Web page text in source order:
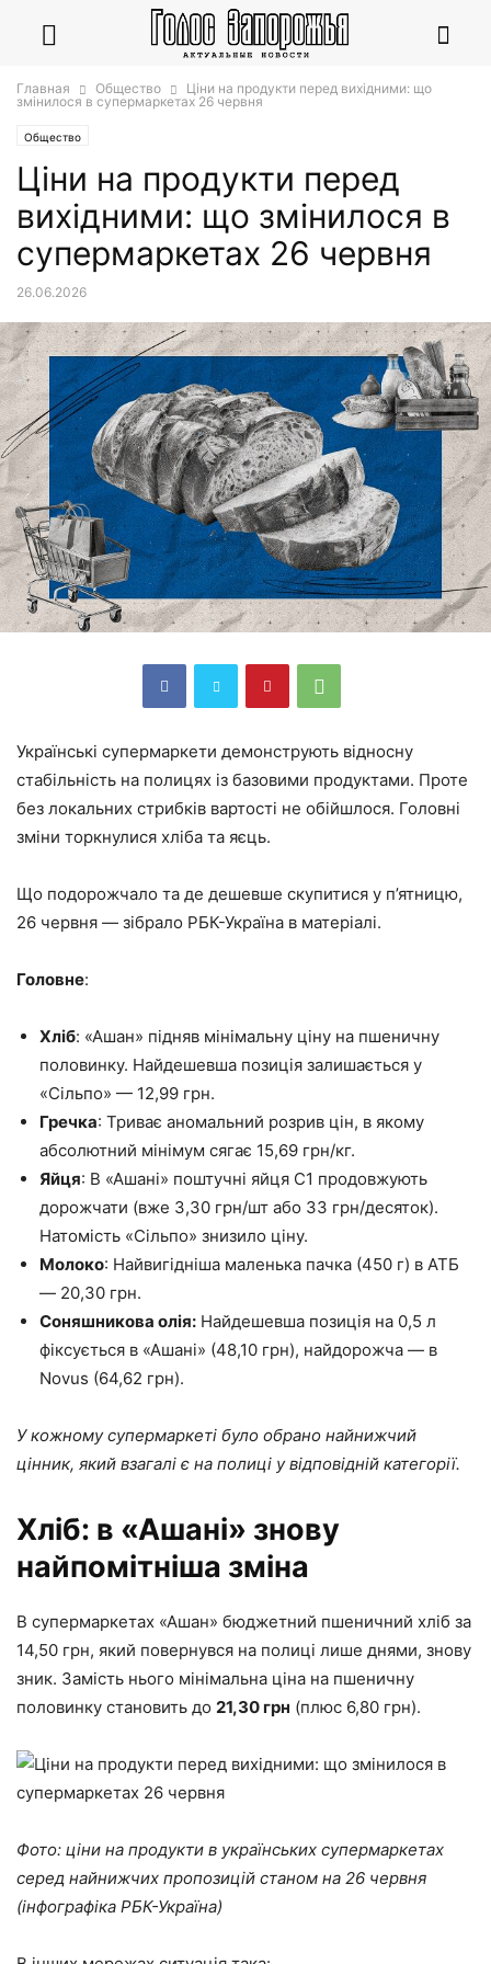
Главная Общество
Ціни на продукти перед вихідними: що
змінилося в супермаркетах 26 червня
Общество
Ціни на продукти перед
вихідними: що змінилося в
супермаркетах 26 червня
26.06.2026
Українські супермаркети демонструють відносну
стабільність на полицях із базовими продуктами. Проте
без локальних стрибків вартості не обійшлося. Головні
зміни торкнулися хліба та яєць.
Що подорожчало та де дешевше скупитися у п’ятницю,
26 червня — зібрало РБК-Україна в матеріалі.
Головне:
Хліб: «Ашан» підняв мінімальну ціну на пшеничну
половинку. Найдешевша позиція залишається у
«Сільпо» — 12,99 грн.
Гречка: Триває аномальний розрив цін, в якому
абсолютний мінімум сягає 15,69 грн/кг.
Яйця: В «Ашані» поштучні яйця С1 продовжують
дорожчати (вже 3,30 грн/шт або 33 грн/десяток).
Натомість «Сільпо» знизило ціну.
Молоко: Найвигідніша маленька пачка (450 г) в АТБ
— 20,30 грн.
Соняшникова олія: Найдешевша позиція на 0,5 л
фіксується в «Ашані» (48,10 грн), найдорожча — в
Novus (64,62 грн).
У кожному супермаркеті було обрано найнижчий
цінник, який взагалі є на полиці у відповідній категорії.
Хліб: в «Ашані» знову
найпомітніша зміна
В супермаркетах «Ашан» бюджетний пшеничний хліб за
14,50 грн, який повернувся на полиці лише днями, знову
зник. Замість нього мінімальна ціна на пшеничну
половинку становить до 21,30 грн (плюс 6,80 грн).
Фото: ціни на продукти в українських супермаркетах
серед найнижчих пропозицій станом на 26 червня
(інфографіка РБК-Україна)